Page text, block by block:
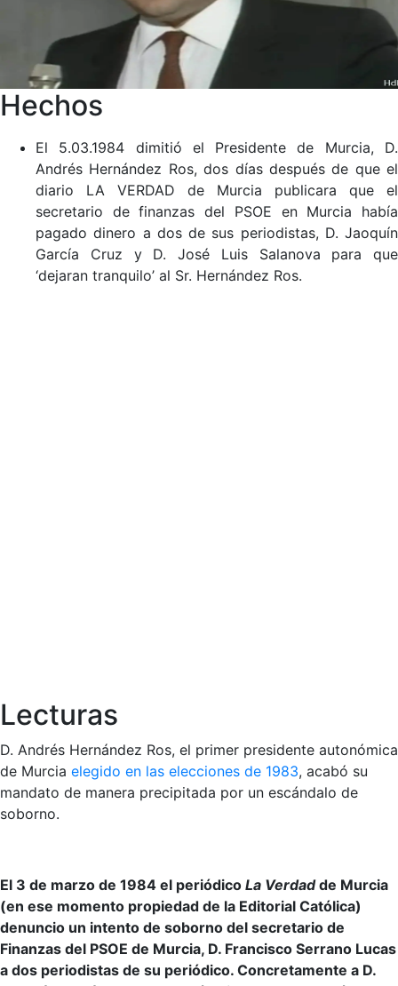
Hechos
El 5.03.1984 dimitió el Presidente de Murcia, D.
Andrés Hernández Ros, dos días después de que el
diario LA VERDAD de Murcia publicara que el
secretario de finanzas del PSOE en Murcia había
pagado dinero a dos de sus periodistas, D. Jaoquín
García Cruz y D. José Luis Salanova para que
‘dejaran tranquilo’ al Sr. Hernández Ros.
Lecturas
D. Andrés Hernández Ros, el primer presidente autonómica
de Murcia elegido en las elecciones de 1983, acabó su
mandato de manera precipitada por un escándalo de
soborno.
El 3 de marzo de 1984 el periódico La Verdadde Murcia
(en ese momento propiedad de la Editorial Católica)
denuncio un intento de soborno del secretario de
Finanzas del PSOE de Murcia, D. Francisco Serrano Lucas
a dos periodistas de su periódico. Concretamente a D.